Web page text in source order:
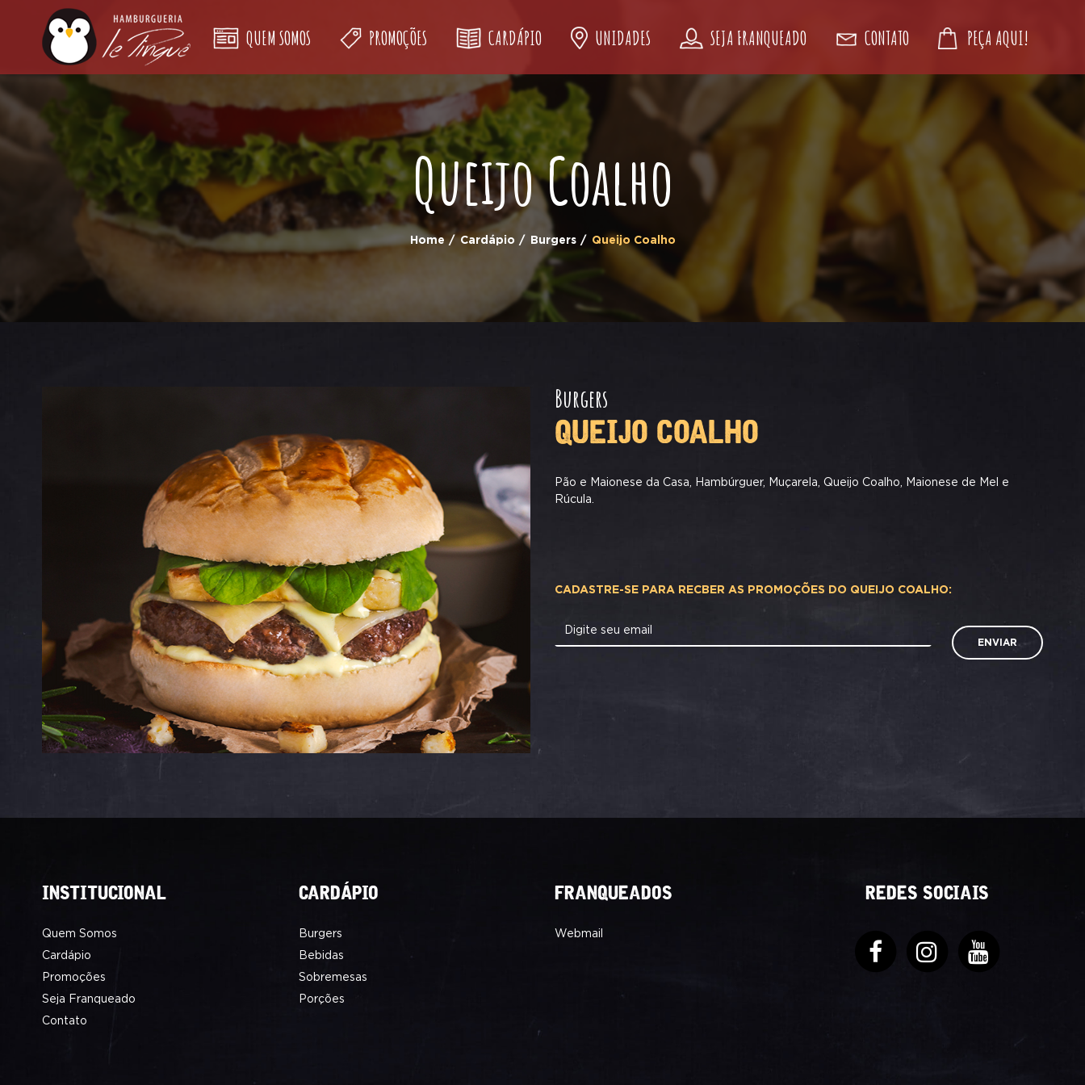
QUEM SOMOS PROMOÇÕES CARDÁPIO UNIDADES SEJA FRANQUEADO CONTATO PEÇA AQUI!
Queijo Coalho
Home Cardápio Burgers Queijo Coalho
Burgers
QUEIJO COALHO
Pão e Maionese da Casa, Hambúrguer, Muçarela, Queijo Coalho, Maionese de Mel e
Rúcula.
CADASTRE-SE PARA RECBER AS PROMOÇÕES DO QUEIJO COALHO:
Digite seu email
ENVIAR
INSTITUCIONAL
Quem Somos
Cardápio
Promoções
Seja Franqueado
Contato
CARDÁPIO
Burgers
Bebidas
Sobremesas
Porções
FRANQUEADOS
Webmail
REDES SOCIAIS